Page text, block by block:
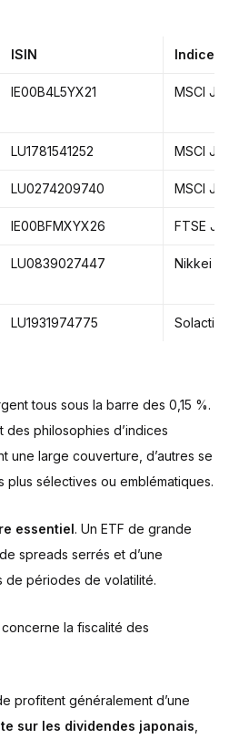
ISIN Indice
IE00B4L5YX21 MSCI
LU1781541252 MSCI
LU0274209740 MSCI
IE00BFMXYX26 FTSE
LU0839027447 Nikkei
LU1931974775
tous sous la barre des 0,15 %.
philosophies d’indices
une large couverture, d’autres se
plus sélectives ou emblématiques.
essentiel. Un ETF de grande
spreads serrés et d’une
de périodes de volatilité.
la fiscalité des
profitent généralement d’une
sur les dividendes japonais